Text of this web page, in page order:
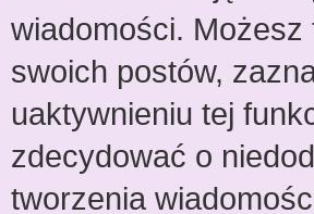
wiadomości.
swoich postów,
uaktywnieniu tej
zdecydować o
tworzenia